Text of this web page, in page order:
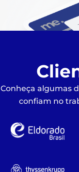
Conheça algumas
confiam no